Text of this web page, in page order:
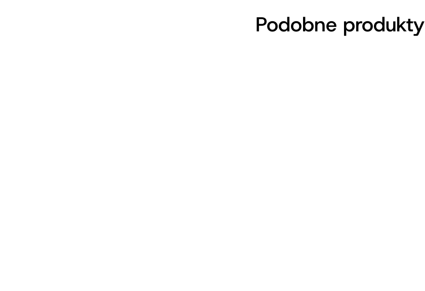
Podobne produkty